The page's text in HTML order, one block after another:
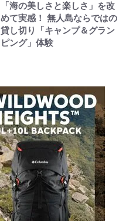
「海の美しさと楽しさ」を改
めて実感！ 無人島ならではの
貸し切り「キャンプ＆グラン
ピング」体験